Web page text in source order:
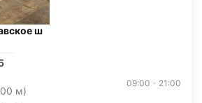
ш
м)
09:00 - 21:00